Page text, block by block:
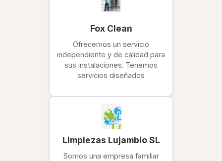
Fox Clean
Ofrecemos un servicio
independiente y de calidad para
sus instalaciones. Tenemos
servicios diseñados
Limpiezas Lujambio SL
Somos una empresa familiar